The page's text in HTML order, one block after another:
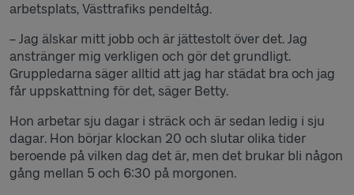
arbetsplats, Västtrafiks pendeltåg.
– Jag älskar mitt jobb och är jättestolt över det. Jag
anstränger mig verkligen och gör det grundligt.
Gruppledarna säger alltid att jag har städat bra och jag
får uppskattning för det, säger Betty.
Hon arbetar sju dagar i sträck och är sedan ledig i sju
dagar. Hon börjar klockan 20 och slutar olika tider
beroende på vilken dag det är, men det brukar bli någon
gång mellan 5 och 6:30 på morgonen.